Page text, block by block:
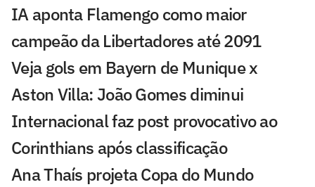
IA aponta Flamengo como maior
campeão da Libertadores até 2091
Veja gols em Bayern de Munique x
Aston Villa: João Gomes diminui
Internacional faz post provocativo ao
Corinthians após classificação
Ana Thaís projeta Copa do Mundo